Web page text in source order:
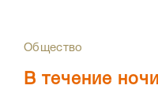
Общество
В течение